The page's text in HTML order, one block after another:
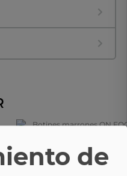
Botines Marrones ON FOOT
de